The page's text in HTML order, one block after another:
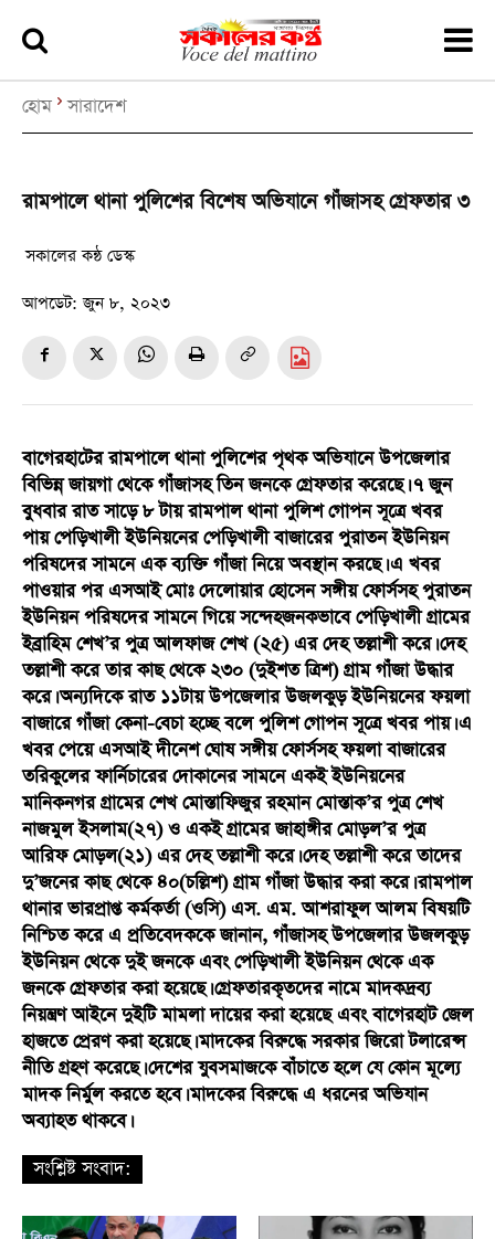
হোম সারাদেশ
রামপালে থানা পুলিশের বিশেষ অভিযানে গাঁজাসহ গ্রেফতার ৩
সকালের কন্ঠ ডেস্ক
আপডেট: জুন ৮, ২০২৩
বাগেরহাটের রামপালে থানা পুলিশের পৃথক অভিযানে উপজেলার
বিভিন্ন জায়গা থেকে গাঁজাসহ তিন জনকে গ্রেফতার করেছে। ৭ জুন
বুধবার রাত সাড়ে ৮ টায় রামপাল থানা পুলিশ গোপন সূত্রে খবর
পায় পেড়িখালী ইউনিয়নের পেড়িখালী বাজারের পুরাতন ইউনিয়ন
পরিষদের সামনে এক ব্যক্তি গাঁজা নিয়ে অবস্থান করছে। এ খবর
পাওয়ার পর এসআই মোঃ দেলোয়ার হোসেন সঙ্গীয় ফোর্সসহ পুরাতন
ইউনিয়ন পরিষদের সামনে গিয়ে সন্দেহজনকভাবে পেড়িখালী গ্রামের
ইব্রাহিম শেখ’র পুত্র আলফাজ শেখ (২৫) এর দেহ তল্লাশী করে। দেহ
তল্লাশী করে তার কাছ থেকে ২৩০ (দুইশত ত্রিশ) গ্রাম গাঁজা উদ্ধার
করে। অন্যদিকে রাত ১১টায় উপজেলার উজলকুড় ইউনিয়নের ফয়লা
বাজারে গাঁজা কেনা-বেচা হচ্ছে বলে পুলিশ গোপন সূত্রে খবর পায়। এ
খবর পেয়ে এসআই দীনেশ ঘোষ সঙ্গীয় ফোর্সসহ ফয়লা বাজারের
তরিকুলের ফার্নিচারের দোকানের সামনে একই ইউনিয়নের
মানিকনগর গ্রামের শেখ মোস্তাফিজুর রহমান মোস্তাক’র পুত্র শেখ
নাজমুল ইসলাম(২৭) ও একই গ্রামের জাহাঙ্গীর মোড়ল’র পুত্র
আরিফ মোড়ল(২১) এর দেহ তল্লাশী করে। দেহ তল্লাশী করে তাদের
দু’জনের কাছ থেকে ৪০(চল্লিশ) গ্রাম গাঁজা উদ্ধার করা করে। রামপাল
থানার ভারপ্রাপ্ত কর্মকর্তা (ওসি) এস. এম. আশরাফুল আলম বিষয়টি
নিশ্চিত করে এ প্রতিবেদককে জানান, গাঁজাসহ উপজেলার উজলকুড়
ইউনিয়ন থেকে দুই জনকে এবং পেড়িখালী ইউনিয়ন থেকে এক
জনকে গ্রেফতার করা হয়েছে। গ্রেফতারকৃতদের নামে মাদকদ্রব্য
নিয়ন্ত্রণ আইনে দুইটি মামলা দায়ের করা হয়েছে এবং বাগেরহাট জেল
হাজতে প্রেরণ করা হয়েছে। মাদকের বিরুদ্ধে সরকার জিরো টলারেন্স
নীতি গ্রহণ করেছে। দেশের যুবসমাজকে বাঁচাতে হলে যে কোন মূল্যে
মাদক নির্মুল করতে হবে। মাদকের বিরুদ্ধে এ ধরনের অভিযান
অব্যাহত থাকবে।
সংশ্লিষ্ট সংবাদ: